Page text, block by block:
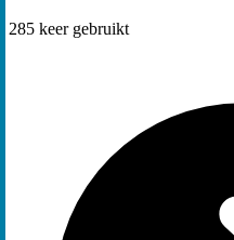
285 keer gebruikt